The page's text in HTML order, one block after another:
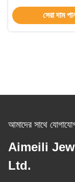
Beveled
সেরা দাম
আমাদের সাথে
Aimeili
Ltd.